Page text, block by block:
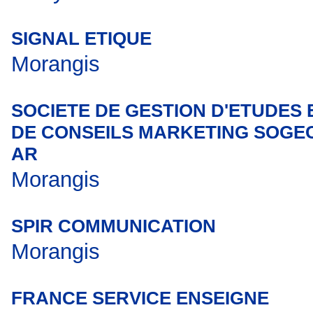
SIGNAL ETIQUE
Morangis
SOCIETE DE GESTION D'ETUDES
DE CONSEILS MARKETING
AR
Morangis
SPIR COMMUNICATION
Morangis
FRANCE SERVICE ENSEIGNE